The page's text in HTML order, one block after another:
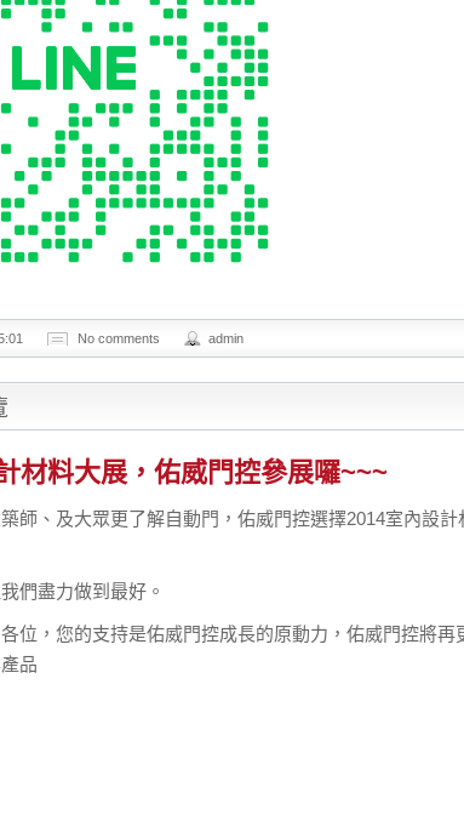
No comments admin
材料大展，佑威門控參展囉~~~
師、及大眾更了解自動門，佑威門控選擇2014室內設計
們盡力做到最好。
位，您的支持是佑威門控成長的原動力，佑威門控將再
品